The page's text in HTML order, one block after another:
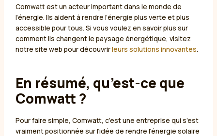
Comwatt est un acteur important dans le monde de
l’énergie. Ils aident à rendre l’énergie plus verte et plus
accessible pour tous. Si vous voulez en savoir plus sur
comment ils changent le paysage énergétique, visitez
notre site web pour découvrirleurs solutions innovantes.
En résumé, qu’est-ce que
Comwatt ?
Pour faire simple, Comwatt, c’est une entreprise qui s’est
vraiment positionnée sur l’idée de rendre l’énergie solaire